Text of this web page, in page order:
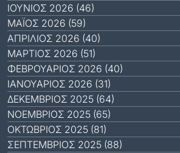
ΙΟΎΝΙΟΣ 2026 (46)
ΜΆΙΟΣ 2026 (59)
ΑΠΡΊΛΙΟΣ 2026 (40)
ΜΆΡΤΙΟΣ 2026 (51)
ΦΕΒΡΟΥΆΡΙΟΣ 2026 (40)
ΙΑΝΟΥΆΡΙΟΣ 2026 (31)
ΔΕΚΈΜΒΡΙΟΣ 2025 (64)
ΝΟΈΜΒΡΙΟΣ 2025 (65)
ΟΚΤΏΒΡΙΟΣ 2025 (81)
ΣΕΠΤΈΜΒΡΙΟΣ 2025 (88)